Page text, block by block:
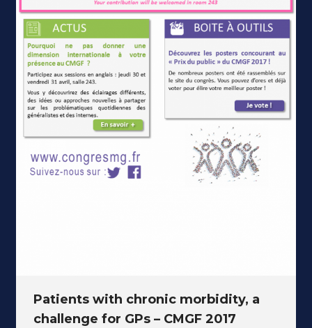
Patients with chronic morbidity, a
challenge for GPs – CMGF 2017